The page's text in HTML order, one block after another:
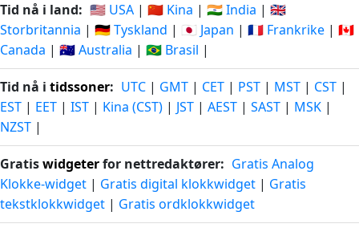
Tid nå i land: 🇺🇸 USA | 🇨🇳 Kina | 🇮🇳 India | 🇬🇧
Storbritannia | 🇩🇪 Tyskland | 🇯🇵 Japan | 🇫🇷 Frankrike | 🇨🇦
Canada | 🇦🇺 Australia | 🇧🇷 Brasil |
Tid nå i tidssoner: UTC | GMT | CET | PST | MST | CST |
EST | EET | IST | Kina (CST) | JST | AEST | SAST | MSK |
NZST |
Gratiswidgeterfor nettredaktører: Gratis Analog
Klokke-widget | Gratis digital klokkwidget | Gratis
tekstklokkwidget | Gratis ordklokkwidget